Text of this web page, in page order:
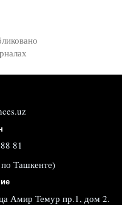
81
Ташкенте)
Амир Темур пр.1, дом 2.